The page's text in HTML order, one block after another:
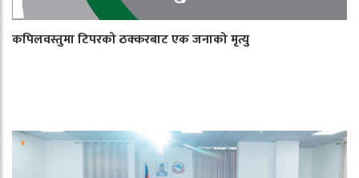
कपिलवस्तुमा टिपरको ठक्करबाट एक जनाको मृत्यु